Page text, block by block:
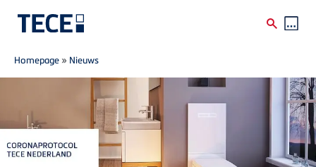
Skip to main content
Breadcrumb
Homepage » Nieuws